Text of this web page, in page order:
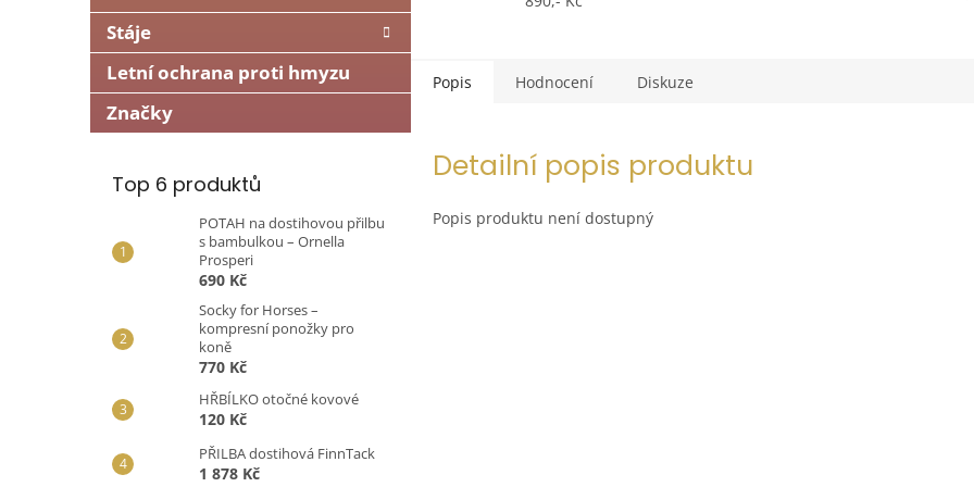
Stáje
Letní ochrana proti hmyzu
Značky
Top 6 produktů
POTAH na dostihovou přilbu
s bambulkou – Ornella
Prosperi
690 Kč
Socky for Horses –
kompresní ponožky pro
koně
770 Kč
HŘBÍLKO otočné kovové
120 Kč
PŘILBA dostihová FinnTack
1 878 Kč
Popis Hodnocení Diskuze
Detailní popis produktu
Popis produktu není dostupný